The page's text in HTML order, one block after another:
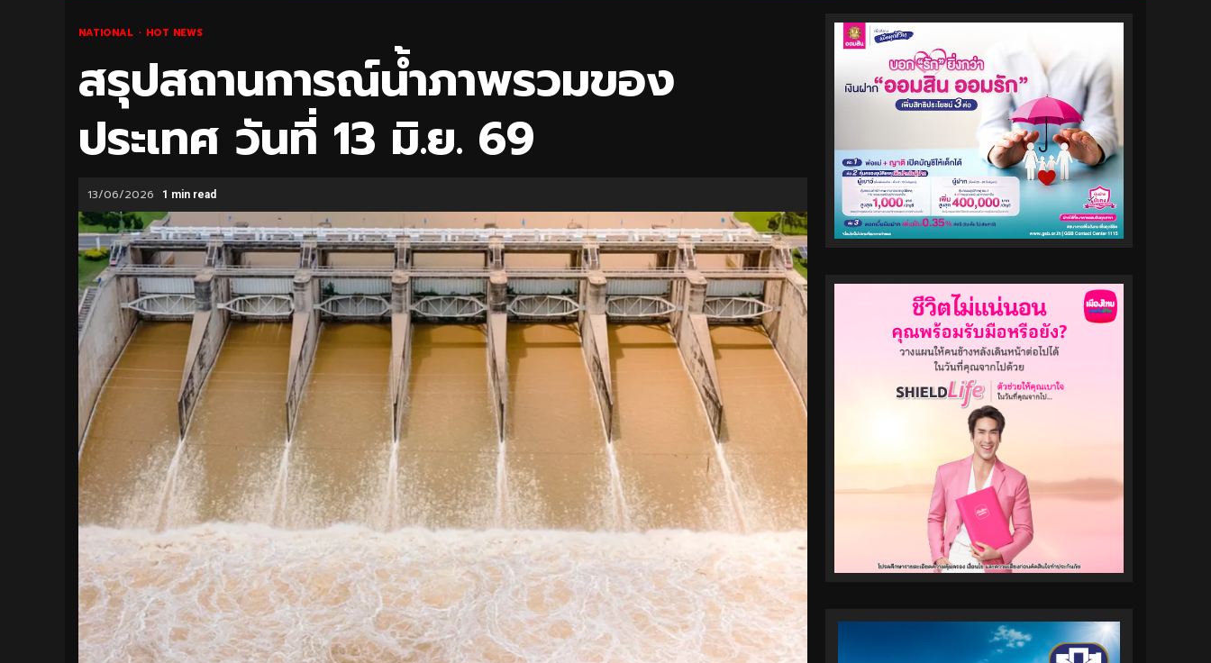
NATIONAL HOT NEWS
สรุปสถานการณ์น้ำภาพรวมของ
ประเทศ วันที่ 13 มิ.ย. 69
13/06/2026 1 min read